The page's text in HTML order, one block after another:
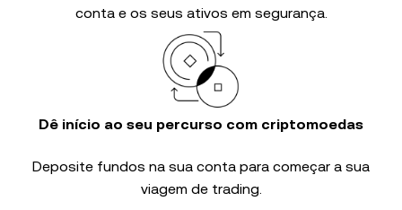
conta e os seus ativos em segurança.
Dê início ao seu percurso com criptomoedas
Deposite fundos na sua conta para começar a sua
viagem de trading.